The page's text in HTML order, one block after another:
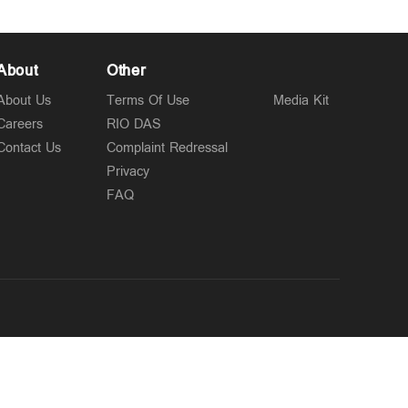
Us
Us
Other
Terms Of Use
RIO DAS
Complaint Redressal
Privacy
FAQ
Media Kit